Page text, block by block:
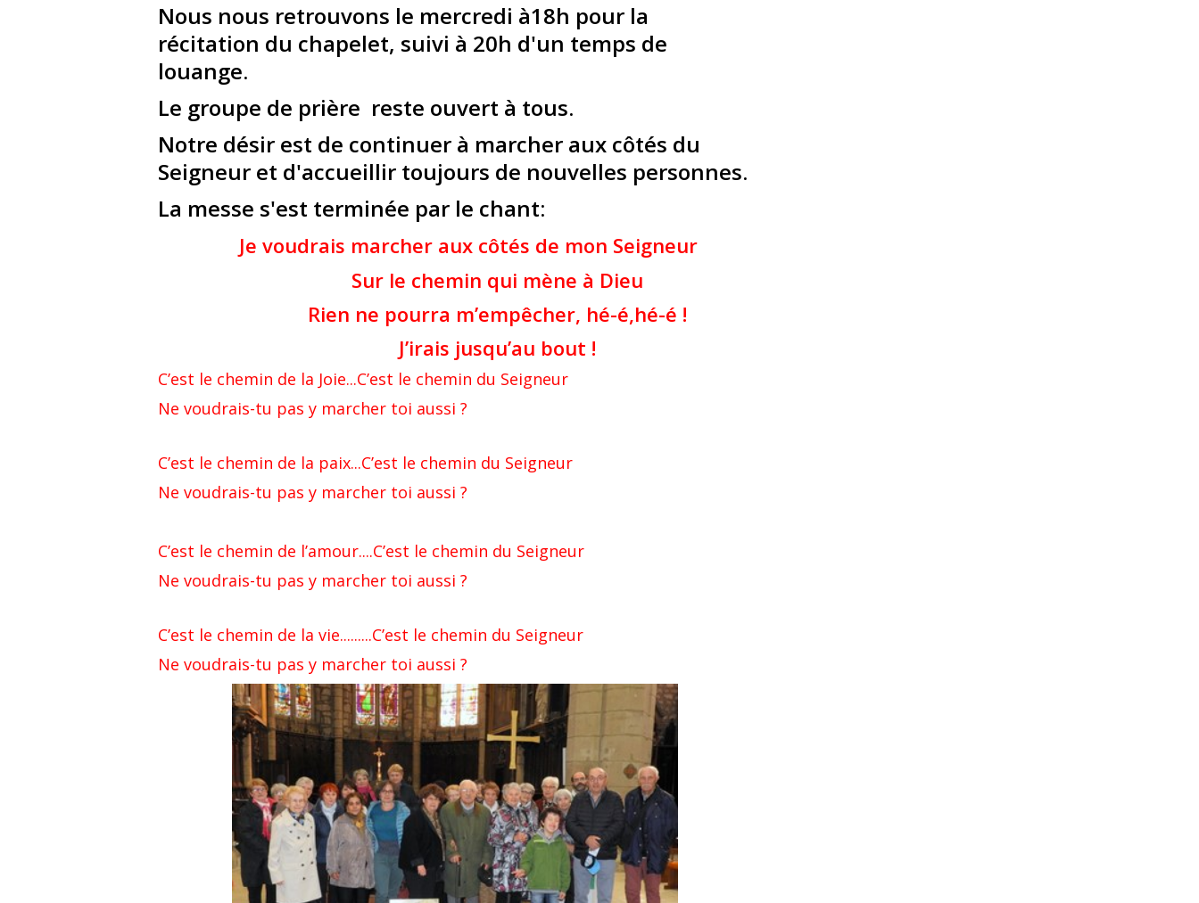
Nous nous retrouvons le mercredi à18h pour la
récitation du chapelet, suivi à 20h d'un temps de
louange.
Le groupe de prière reste ouvert à tous.
Notre désir est de continuer à marcher aux côtés du
Seigneur et d'accueillir toujours de nouvelles personnes.
La messe s'est terminée par le chant:
Je voudrais marcher aux côtés de mon Seigneur
Sur le chemin qui mène à Dieu
Rien ne pourra m’empêcher, hé-é,hé-é !
J’irais jusqu’au bout !
C’est le chemin de la Joie...C’est le chemin du Seigneur
Ne voudrais-tu pas y marcher toi aussi ?
C’est le chemin de la paix...C’est le chemin du Seigneur
Ne voudrais-tu pas y marcher toi aussi ?
C’est le chemin de l’amour....C’est le chemin du Seigneur
Ne voudrais-tu pas y marcher toi aussi ?
C’est le chemin de la vie.........C’est le chemin du Seigneur
Ne voudrais-tu pas y marcher toi aussi ?